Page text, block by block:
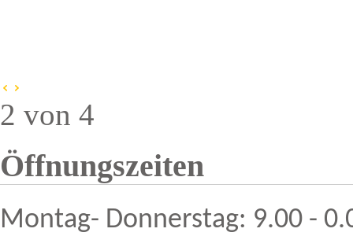
2 von 4
Öffnungszeiten
Montag- Donnerstag: 9.00 -